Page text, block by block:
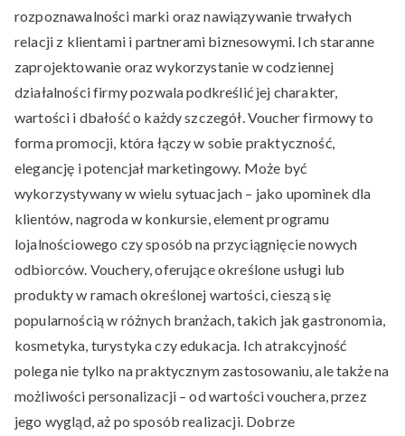
rozpoznawalności marki oraz nawiązywanie trwałych
relacji z klientami i partnerami biznesowymi. Ich staranne
zaprojektowanie oraz wykorzystanie w codziennej
działalności firmy pozwala podkreślić jej charakter,
wartości i dbałość o każdy szczegół. Voucher firmowy to
forma promocji, która łączy w sobie praktyczność,
elegancję i potencjał marketingowy. Może być
wykorzystywany w wielu sytuacjach – jako upominek dla
klientów, nagroda w konkursie, element programu
lojalnościowego czy sposób na przyciągnięcie nowych
odbiorców. Vouchery, oferujące określone usługi lub
produkty w ramach określonej wartości, cieszą się
popularnością w różnych branżach, takich jak gastronomia,
kosmetyka, turystyka czy edukacja. Ich atrakcyjność
polega nie tylko na praktycznym zastosowaniu, ale także na
możliwości personalizacji – od wartości vouchera, przez
jego wygląd, aż po sposób realizacji. Dobrze